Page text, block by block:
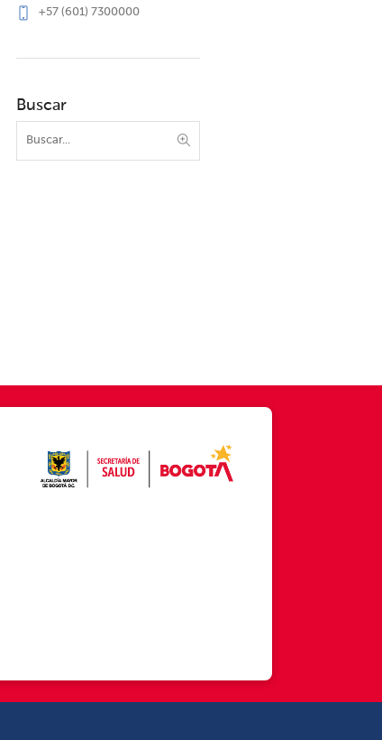
+57 (601) 7300000
Buscar